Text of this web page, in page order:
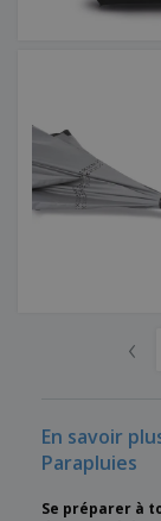
‹
En savoir
Parapluies
Se préparer à